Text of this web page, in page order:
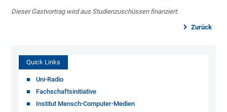
Dieser Gastvortrag wird aus Studienzuschüssen finanziert.
Zurück
Quick Links
Uni-Radio
Fachschaftsinitiative
Institut Mensch-Computer-Medien